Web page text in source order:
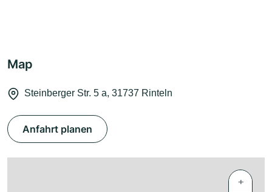
Map
Steinberger Str. 5 a, 31737 Rinteln
Anfahrt planen
+